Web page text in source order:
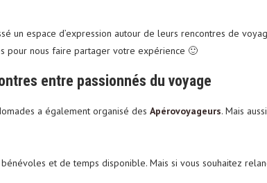
un espace d’expression autour de leurs rencontres de
pour nous faire partager votre expérience 🙂
entre passionnés du voyage
a également organisé des Apérovoyageurs. Mais
et de temps disponible. Mais si vous souhaitez